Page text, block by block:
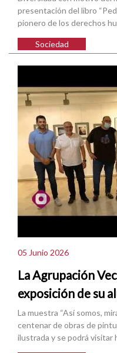
presentación del libro
pionero de los derechos
Sociedad
05 Junio 2026
La Agrupación
exposición de su
La muestra “Así somos,
centenar de obras de
ilustrada y se podrá visitar